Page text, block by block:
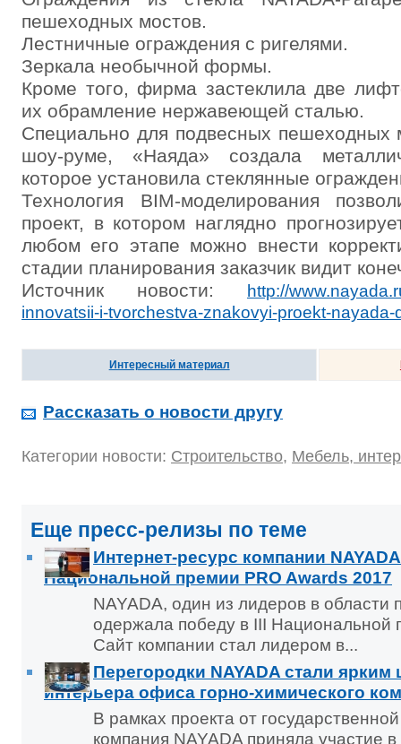
пешеходных мостов.
Лестничные ограждения с ригелями.
Зеркала необычной формы.
Кроме того, фирма застеклила две
их обрамление нержавеющей сталью.
Специально для подвесных пешеходных
шоу-руме, «Наяда» создала
которое установила стеклянные
Технология BIM-моделирования
проект, в котором наглядно
любом его этапе можно внести
стадии планирования заказчик видит
Источник новости: http://
innovatsii-i-tvorchestva-znakovyi-proekt-
Интересный материал
Рассказать о новости другу
Категории новости: Строительство, Мебель,
Еще пресс-релизы по теме
Интернет-ресурс компании
Национальной премии PRO Awards 2017
NAYADA, один из лидеров в области
одержала победу в III Национальной
Сайт компании стал лидером в...
Перегородки NAYADA стали
интерьера офиса горно-химического
В рамках проекта от
компания NAYADA приняла участие